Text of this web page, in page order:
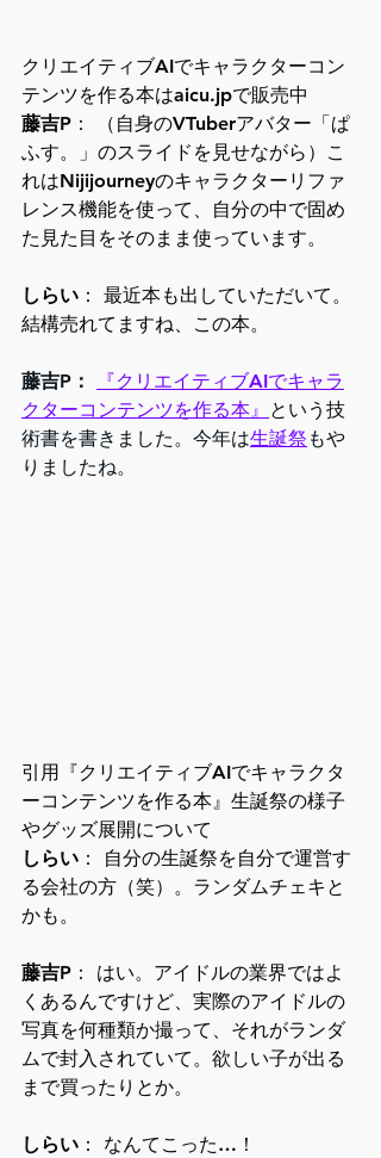
クリエイティブAIでキャラクターコン
テンツを作る本はaicu.jpで販売中
藤吉P ： （自身のVTuberアバター「ぱ
ふす。」のスライドを見せながら）こ
れはNijijourneyのキャラクターリファ
レンス機能を使って、自分の中で固め
た見た目をそのまま使っています。
しらい ： 最近本も出していただいて。
結構売れてますね、この本。
藤吉P：
『クリエイティブAIでキャラ
クターコンテンツを作る本』 という技
術書を書きました。今年は生誕祭 もや
りましたね。
引用『クリエイティブAIでキャラクタ
ーコンテンツを作る本』生誕祭の様子
やグッズ展開について
しらい ： 自分の生誕祭を自分で運営す
る会社の方（笑）。ランダムチェキと
かも。
藤吉P ： はい。アイドルの業界ではよ
くあるんですけど、実際のアイドルの
写真を何種類か撮って、それがランダ
ムで封入されていて。欲しい子が出る
まで買ったりとか。
しらい ： なんてこった…！